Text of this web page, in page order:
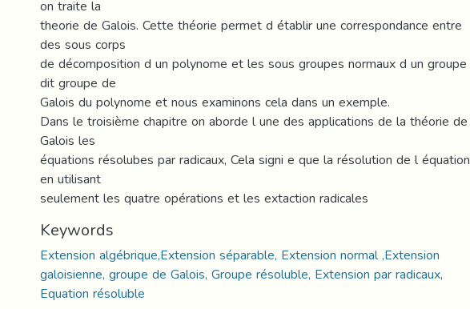
on traite la
theorie de Galois. Cette théorie permet d établir une correspondance entre
des sous corps
de décomposition d un polynome et les sous groupes normaux d un groupe
dit groupe de
Galois du polynome et nous examinons cela dans un exemple.
Dans le troisième chapitre on aborde l une des applications de la théorie de
Galois les
équations résolubes par radicaux, Cela signi e que la résolution de l équation
en utilisant
seulement les quatre opérations et les extaction radicales
Keywords
Extension algébrique,Extension séparable, Extension normal ,Extension
galoisienne, groupe de Galois, Groupe résoluble, Extension par radicaux,
Equation résoluble